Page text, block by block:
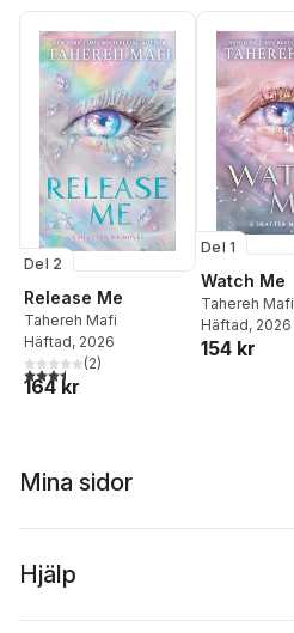
Del 2
Release Me
Tahereh Mafi
Häftad, 2026
3,5utav 5 stjärnor. Totalt antal röster:
(2)
164 kr
Del 1
Watch Me
Tahereh Mafi
Häftad, 2026
154 kr
Mina sidor
Hjälp